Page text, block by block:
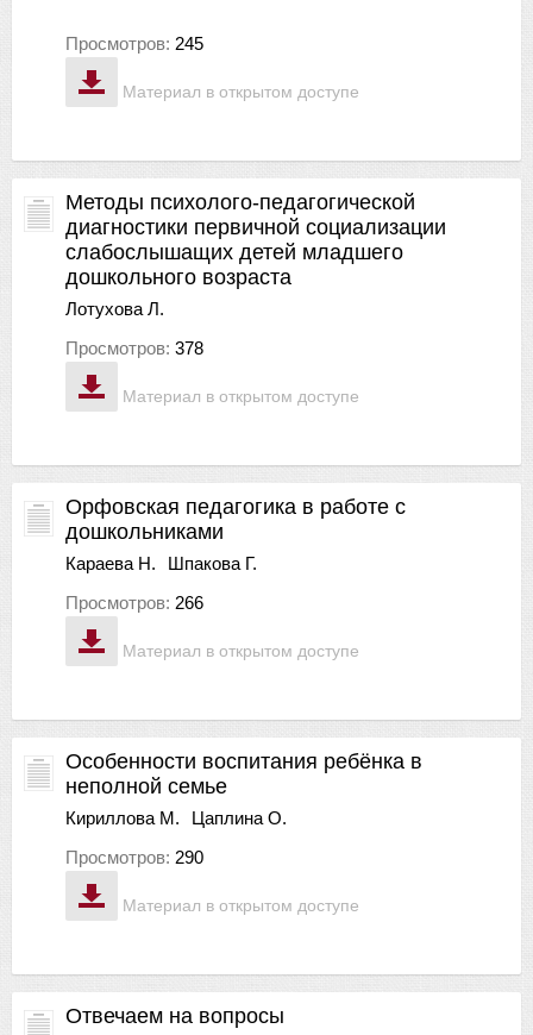
Материал в открытом доступе
Просмотров: 245
Материал в открытом доступе
Методы психолого-педагогической
диагностики первичной социализации
слабослышащих детей младшего
дошкольного возраста
Лотухова Л.
Просмотров: 378
Материал в открытом доступе
Орфовская педагогика в работе с
дошкольниками
Караева Н.
Шпакова Г.
Просмотров: 266
Материал в открытом доступе
Особенности воспитания ребёнка в
неполной семье
Кириллова М.
Цаплина О.
Просмотров: 290
Отвечаем на вопросы